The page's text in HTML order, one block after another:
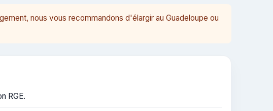
nous vous recommandons d'élargir au Guadeloupe ou
RGE.